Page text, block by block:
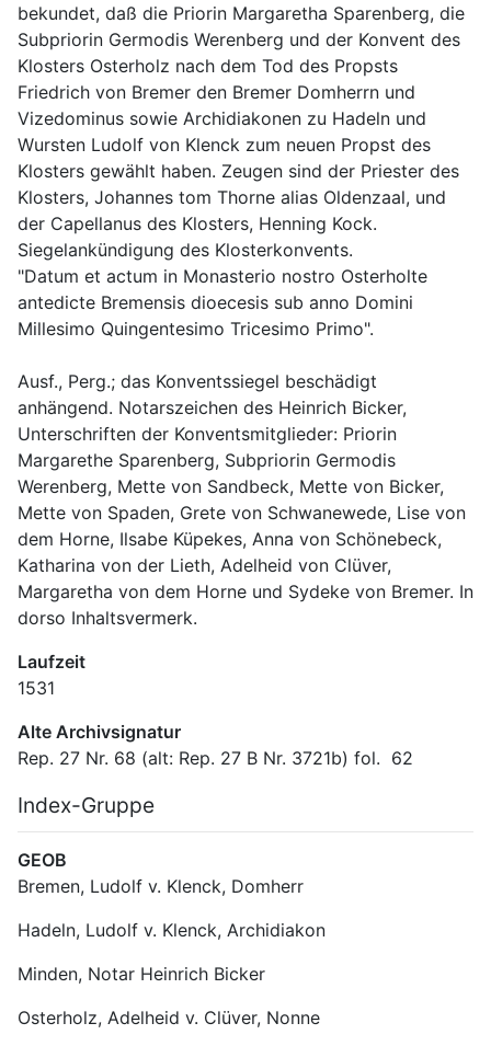
bekundet, daß die Priorin Margaretha Sparenberg, die
Subpriorin Germodis Werenberg und der Konvent des
Klosters Osterholz nach dem Tod des Propsts
Friedrich von Bremer den Bremer Domherrn und
Vizedominus sowie Archidiakonen zu Hadeln und
Wursten Ludolf von Klenck zum neuen Propst des
Klosters gewählt haben. Zeugen sind der Priester des
Klosters, Johannes tom Thorne alias Oldenzaal, und
der Capellanus des Klosters, Henning Kock.
Siegelankündigung des Klosterkonvents.
"Datum et actum in Monasterio nostro Osterholte
antedicte Bremensis dioecesis sub anno Domini
Millesimo Quingentesimo Tricesimo Primo".
Ausf., Perg.; das Konventssiegel beschädigt
anhängend. Notarszeichen des Heinrich Bicker,
Unterschriften der Konventsmitglieder: Priorin
Margarethe Sparenberg, Subpriorin Germodis
Werenberg, Mette von Sandbeck, Mette von Bicker,
Mette von Spaden, Grete von Schwanewede, Lise von
dem Horne, Ilsabe Küpekes, Anna von Schönebeck,
Katharina von der Lieth, Adelheid von Clüver,
Margaretha von dem Horne und Sydeke von Bremer. In
dorso Inhaltsvermerk.
Laufzeit
1531
Alte Archivsignatur
Rep. 27 Nr. 68 (alt: Rep. 27 B Nr. 3721b) fol.  62
Index-Gruppe
GEOB
Bremen, Ludolf v. Klenck, Domherr
Hadeln, Ludolf v. Klenck, Archidiakon
Minden, Notar Heinrich Bicker
Osterholz, Adelheid v. Clüver, Nonne